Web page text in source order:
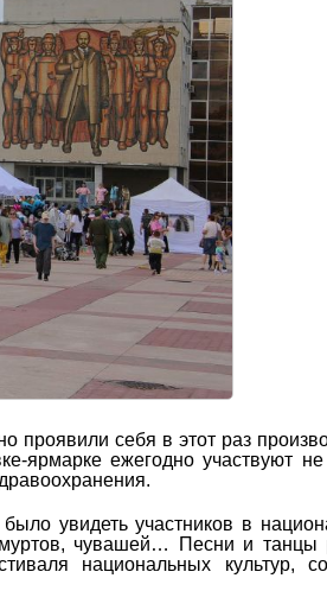
проявили себя в этот раз
ярмарке ежегодно участвуют не
увидеть участников в
чувашей… Песни и танцы
национальных культур,